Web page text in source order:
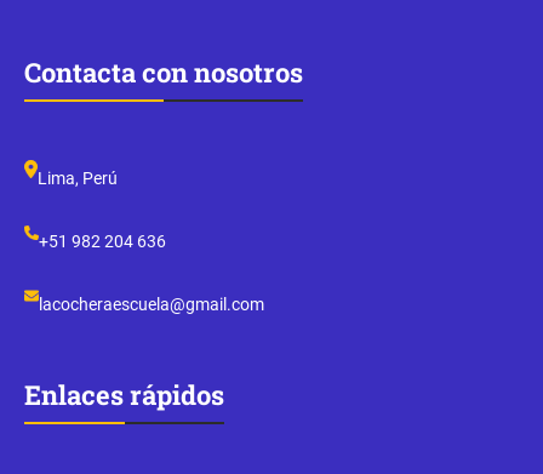
Contacta con nosotros
Lima, Perú
+51 982 204 636
lacocheraescuela@gmail.com
Enlaces rápidos